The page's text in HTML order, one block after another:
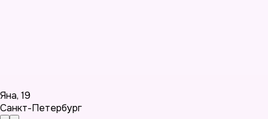
Яна, 19
Санкт-Петербург